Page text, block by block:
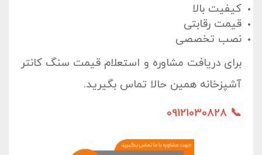
کیفیت بالا
قیمت رقابتی
نصب تخصصی
برای دریافت مشاوره و استعلام قیمت سنگ کانتر
آشپزخانه همین حالا تماس بگیرید.
📞 09121030828